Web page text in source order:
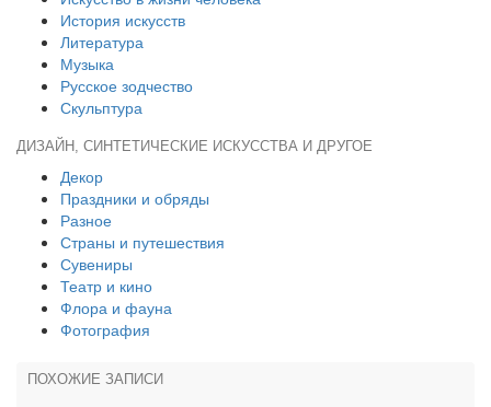
История искусств
Литература
Музыка
Русское зодчество
Скульптура
ДИЗАЙН, СИНТЕТИЧЕСКИЕ ИСКУССТВА И ДРУГОЕ
Декор
Праздники и обряды
Разное
Страны и путешествия
Сувениры
Театр и кино
Флора и фауна
Фотография
ПОХОЖИЕ ЗАПИСИ